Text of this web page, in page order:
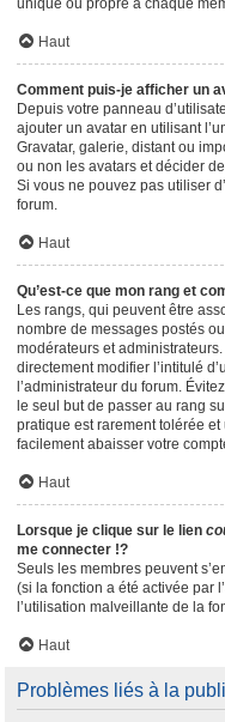
unique ou propre à chaque
Haut
Comment puis-je afficher un
Depuis votre panneau
ajouter un avatar en utilisant
Gravatar, galerie, distant ou
ou non les avatars et décider
Si vous ne pouvez pas utiliser
forum.
Haut
Qu’est-ce que mon rang et
Les rangs, qui peuvent être
nombre de messages postés
modérateurs et
directement modifier l’intitulé
l’administrateur du forum.
le seul but de passer au rang
pratique est rarement tolérée
facilement abaisser votre
Haut
Lorsque je clique sur le lien
me connecter !?
Seuls les membres peuvent
(si la fonction a été activée par
l’utilisation malveillante de la
Haut
Problèmes liés à la